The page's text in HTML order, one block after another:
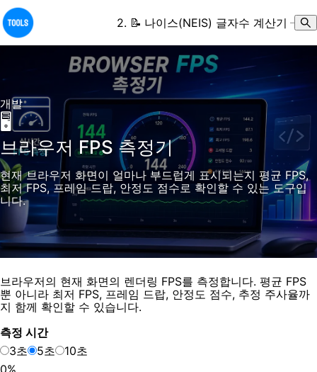
2. 📝 나이스(NEIS) 글자수 계산기 –
개발
🖥️
브라우저 FPS 측정기
현재 브라우저 화면이 얼마나 부드럽게 표시되는지 평균 FPS,
최저 FPS, 프레임 드랍, 안정도 점수로 확인할 수 있는 도구입
니다.
브라우저의 현재 화면의 렌더링 FPS를 측정합니다. 평균 FPS
뿐 아니라 최저 FPS, 프레임 드랍, 안정도 점수, 추정 주사율까
지 함께 확인할 수 있습니다.
측정 시간
3초
5초
10초
0%